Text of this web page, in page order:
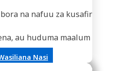
na nafuu za kusafirisha
au huduma maalum za
Nasi